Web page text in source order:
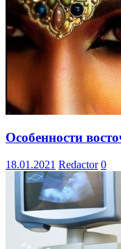
Особенности
18.01.2021 Redactor 0